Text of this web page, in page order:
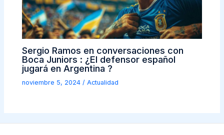
Sergio Ramos en conversaciones con
Boca Juniors : ¿El defensor español
jugará en Argentina ?
noviembre 5, 2024 /Actualidad